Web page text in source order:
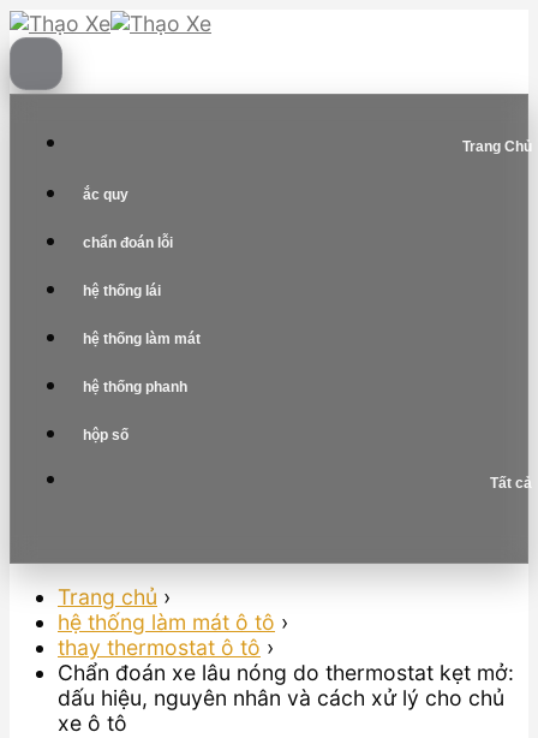
Skip
to
content
Trang Chủ
ắc quy
chẩn đoán lỗi
hệ thống lái
hệ thống làm mát
hệ thống phanh
hộp số
Tất cả
Trang chủ ›
hệ thống làm mát ô tô ›
thay thermostat ô tô ›
Chẩn đoán xe lâu nóng do thermostat kẹt mở:
dấu hiệu, nguyên nhân và cách xử lý cho chủ
xe ô tô